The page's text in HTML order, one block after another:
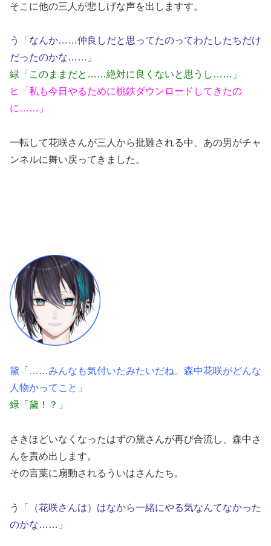
そこに他の三人が悲しげな声を出しますす。
う「なんか……仲良しだと思ってたのってわたしたちだけ
だったのかな……」
緑「このままだと……絶対に良くないと思うし……」
ヒ「私も今日やるために桃鉄ダウンロードしてきたの
に……」
一転して花咲さんが三人から批難される中、あの男がチャ
ンネルに舞い戻ってきました。
黛「……みんなも気付いたみたいだね。森中花咲がどんな
人物かってこと」
緑「黛！？」
さきほどいなくなったはずの黛さんが再び合流し、森中さ
んを責め出します。
その言葉に扇動されるういはさんたち。
う「（花咲さんは）はなから一緒にやる気なんてなかった
のかな……」